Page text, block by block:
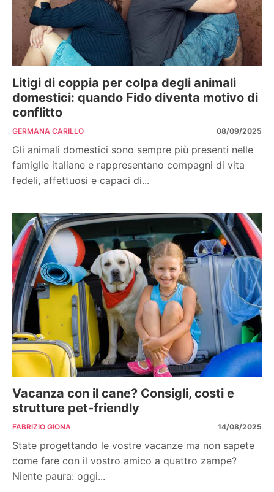
Litigi di coppia per colpa degli animali
domestici: quando Fido diventa motivo di
conflitto
GERMANA CARILLO 08/09/2025
Gli animali domestici sono sempre più presenti nelle
famiglie italiane e rappresentano compagni di vita
fedeli, affettuosi e capaci di...
Vacanza con il cane? Consigli, costi e
strutture pet-friendly
FABRIZIO GIONA 14/08/2025
State progettando le vostre vacanze ma non sapete
come fare con il vostro amico a quattro zampe?
Niente paura: oggi...